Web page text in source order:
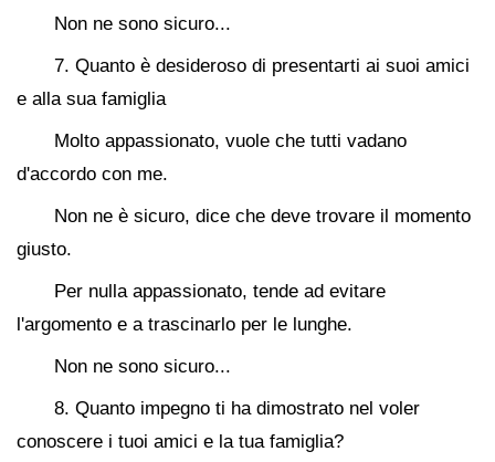
Non ne sono sicuro...
7. Quanto è desideroso di presentarti ai suoi amici
e alla sua famiglia
Molto appassionato, vuole che tutti vadano
d'accordo con me.
Non ne è sicuro, dice che deve trovare il momento
giusto.
Per nulla appassionato, tende ad evitare
l'argomento e a trascinarlo per le lunghe.
Non ne sono sicuro...
8. Quanto impegno ti ha dimostrato nel voler
conoscere i tuoi amici e la tua famiglia?